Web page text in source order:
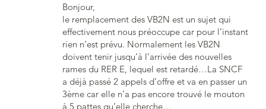
Bonjour,
le remplacement des VB2N est un sujet qui
effectivement nous préoccupe car pour l’instant
rien n’est prévu. Normalement les VB2N
doivent tenir jusqu’à l’arrivée des nouvelles
rames du RER E, lequel est retardé…La SNCF
a déjà passé 2 appels d’offre et va en passer un
3ème car elle n’a pas encore trouvé le mouton
à 5 pattes qu’elle cherche…